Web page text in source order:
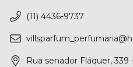
(11) 4436-9737
Rua senador Fláquer,